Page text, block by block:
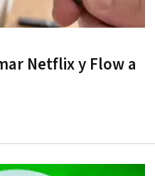
Netflix y Flow a